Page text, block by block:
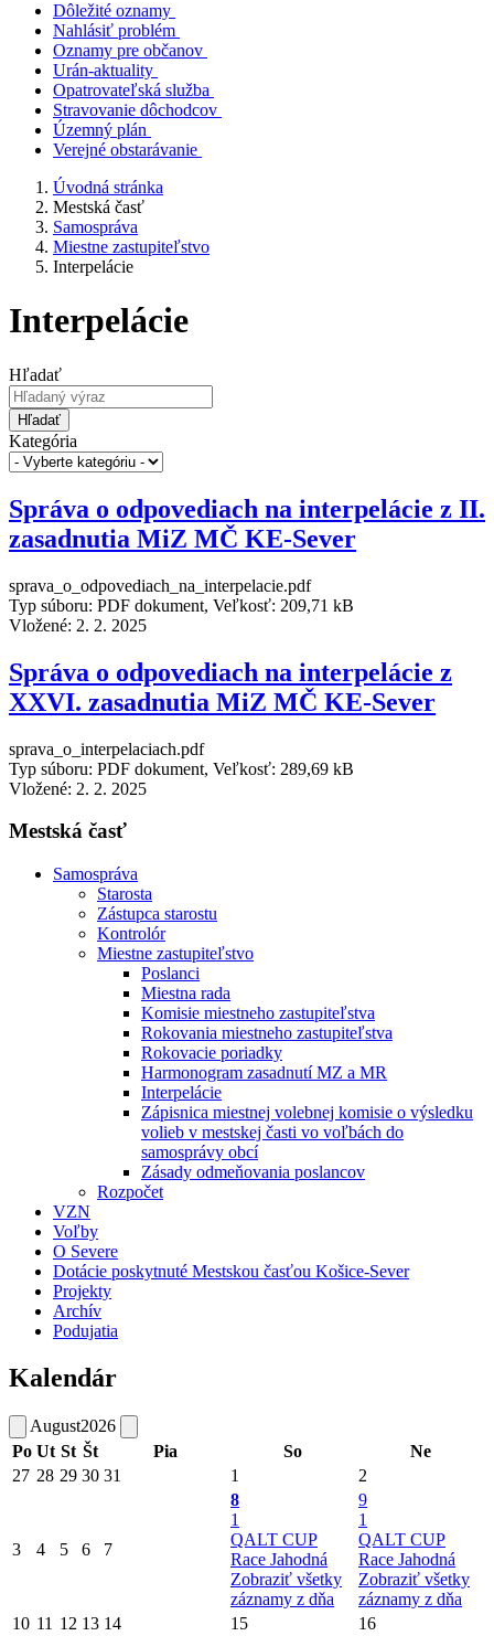
Dôležité oznamy
Nahlásiť problém
Oznamy pre občanov
Urán-aktuality
Opatrovateľská služba
Stravovanie dôchodcov
Územný plán
Verejné obstarávanie
Úvodná stránka
Mestská časť
Samospráva
Miestne zastupiteľstvo
Interpelácie
Interpelácie
Hľadať
Hľadať
Kategória
Správa o odpovediach na interpelácie z II.
zasadnutia MiZ MČ KE-Sever
sprava_o_odpovediach_na_interpelacie.pdf
Typ súboru: PDF dokument, Veľkosť: 209,71 kB
Vložené: 2. 2. 2025
Správa o odpovediach na interpelácie z
XXVI. zasadnutia MiZ MČ KE-Sever
sprava_o_interpelaciach.pdf
Typ súboru: PDF dokument, Veľkosť: 289,69 kB
Vložené: 2. 2. 2025
Mestská časť
Samospráva
Starosta
Zástupca starostu
Kontrolór
Miestne zastupiteľstvo
Poslanci
Miestna rada
Komisie miestneho zastupiteľstva
Rokovania miestneho zastupiteľstva
Rokovacie poriadky
Harmonogram zasadnutí MZ a MR
Interpelácie
Zápisnica miestnej volebnej komisie o výsledku
volieb v mestskej časti vo voľbách do
samosprávy obcí
Zásady odmeňovania poslancov
Rozpočet
VZN
Voľby
O Severe
Dotácie poskytnuté Mestskou časťou Košice-Sever
Projekty
Archív
Podujatia
Kalendár
August2026
Po Ut St Št Pia So
Ne
27 28 29 30 31 1 2
3 4 5 6 7
8
1
QALT CUP
Race Jahodná
Zobraziť všetky
záznamy z dňa
9
1
QALT CUP
Race Jahodná
Zobraziť všetky
záznamy z dňa
10 11 12 13 14 15 16